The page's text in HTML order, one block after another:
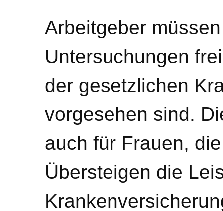
Arbeitgeber
Untersuchungen
der gesetzlichen
vorgesehen sind.
auch für Frauen,
Übersteigen die